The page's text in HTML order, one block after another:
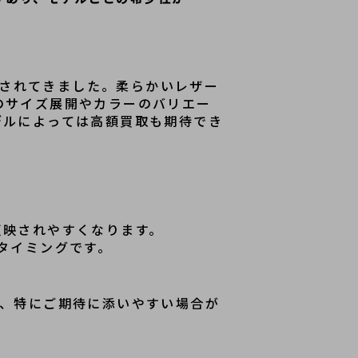
れてきました。柔らかいレザー
イズ展開やカラーのバリエー
によっては高額買取も期待でき
されやすくなります。
ミングです。
特にご期待に添いやすい場合が